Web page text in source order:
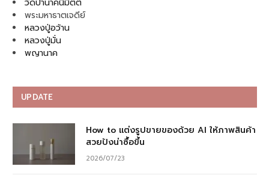
วัดป่านาคนิมิตต์
พระมหาธาตเจดีย์
หลวงปู่อว้าน
หลวงปู่มั่น
พญานาค
UPDATE
How to แต่งรูปขายของด้วย AI ให้ภาพสินค้า
สวยปังน่าซื้อขึ้น
2026/07/23